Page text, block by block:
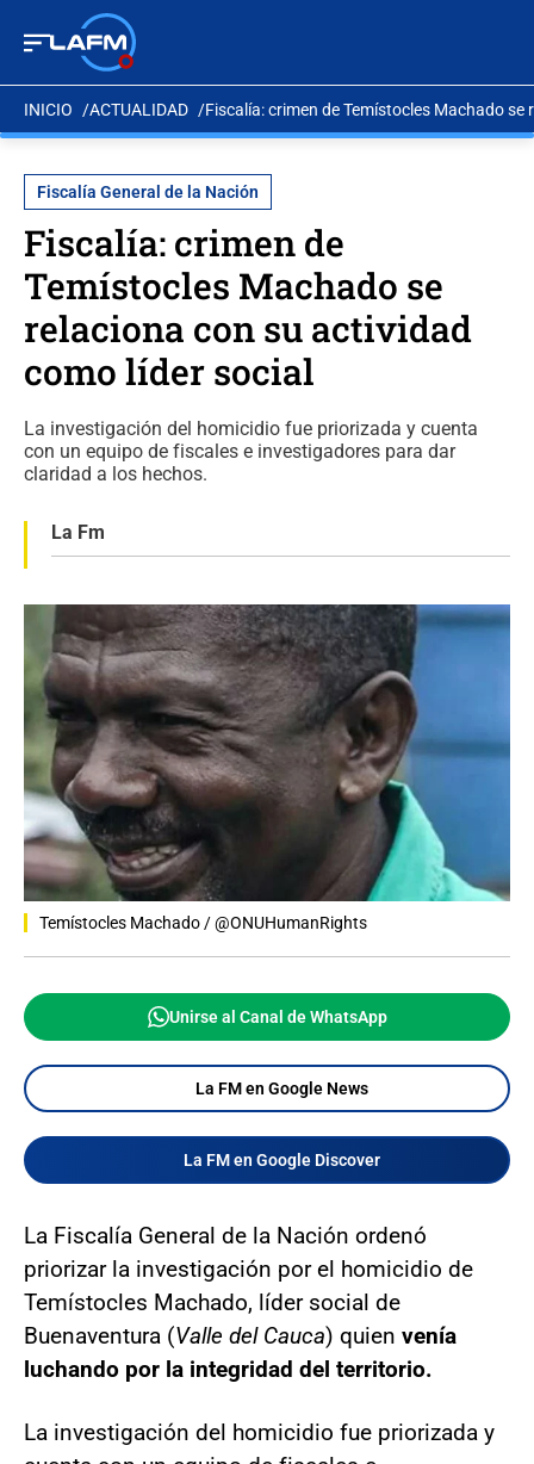
INICIO ACTUALIDAD Fiscalía: crimen de Temístocles Machado
Fiscalía General de la Nación
Fiscalía: crimen de
Temístocles Machado se
relaciona con su actividad
como líder social
La investigación del homicidio fue priorizada y cuenta
con un equipo de fiscales e investigadores para dar
claridad a los hechos.
La Fm
Temístocles Machado / @ONUHumanRights
Unirse al Canal de WhatsApp
La FM en Google News
La FM en Google Discover
La Fiscalía General de la Nación ordenó
priorizar la investigación por el homicidio de
Temístocles Machado, líder social de
Buenaventura (Valle del Cauca) quien venía
luchando por la integridad del territorio.
La investigación del homicidio fue priorizada y